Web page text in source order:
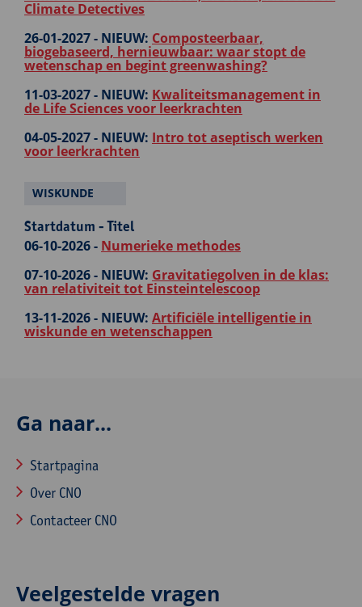
Climate Detectives
26-01-2027 - NIEUW: Composteerbaar,
biogebaseerd, hernieuwbaar: waar stopt de
wetenschap en begint greenwashing?
11-03-2027 - NIEUW: Kwaliteitsmanagement in
de Life Sciences voor leerkrachten
04-05-2027 - NIEUW: Intro tot aseptisch werken
voor leerkrachten
WISKUNDE
Startdatum - Titel
06-10-2026 - Numerieke methodes
07-10-2026 - NIEUW: Gravitatiegolven in de klas:
van relativiteit tot Einsteintelescoop
13-11-2026 - NIEUW: Artificiële intelligentie in
wiskunde en wetenschappen
Ga naar...
Startpagina
Over CNO
Contacteer CNO
Veelgestelde vragen